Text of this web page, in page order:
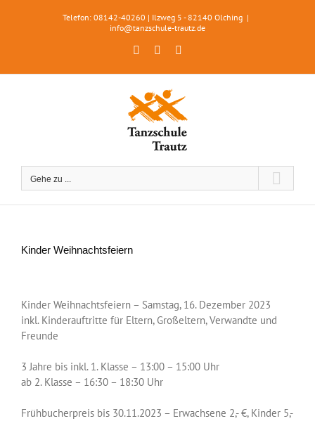
Telefon: 08142-40260 | Ilzweg 5 - 82140 Olching |
info@tanzschule-trautz.de
FacebookInstagram
Gehe zu ...
Kinder Weihnachtsfeiern
grösseres
Bild
Kinder Weihnachtsfeiern – Samstag, 16. Dezember 2023
inkl. Kinderauftritte für Eltern, Großeltern, Verwandte und
Freunde
3 Jahre bis inkl. 1. Klasse – 13:00 – 15:00 Uhr
ab 2. Klasse – 16:30 – 18:30 Uhr
Frühbucherpreis bis 30.11.2023 – Erwachsene 2,- €, Kinder 5,-